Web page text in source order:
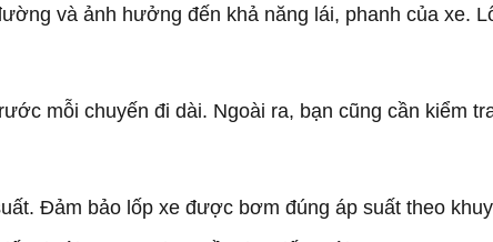
và ảnh hưởng đến khả năng lái, phanh của xe.
mỗi chuyến đi dài. Ngoài ra, bạn cũng cần kiểm
Đảm bảo lốp xe được bơm đúng áp suất theo